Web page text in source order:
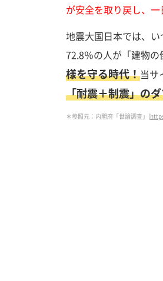
が安全を取り戻し、一
地震大国日本では、
72.8％の人が「建物の
様を守る時代！当サ
「耐震＋制震」の
＊参照元：内閣府「世論調査」(